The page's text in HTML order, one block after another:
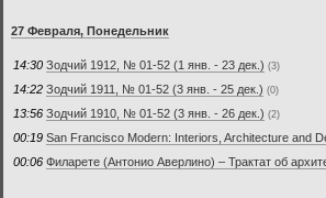
27 Февраля, Понедельник
14:30 Зодчий 1912, № 01-52 (1 янв. - 23 дек.) (3)
14:22 Зодчий 1911, № 01-52 (3 янв. - 25 дек.) (0)
13:56 Зодчий 1910, № 01-52 (3 янв. - 26 дек.) (2)
00:19 San Francisco Modern: Interiors, Architecture and
00:06 Филарете (Антонио Аверлино) – Трактат об